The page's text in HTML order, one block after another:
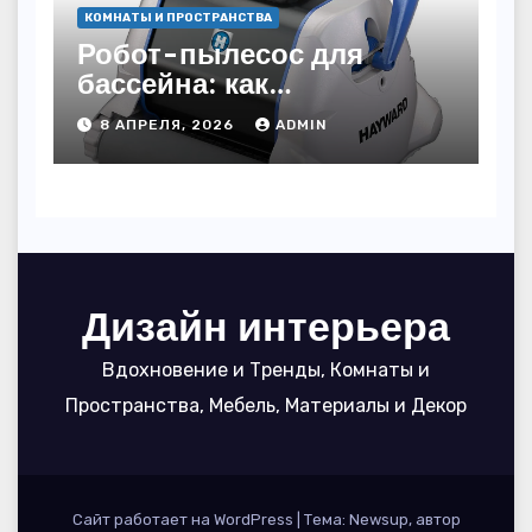
КОМНАТЫ И ПРОСТРАНСТВА
Робот-пылесос для
бассейна: как
пользоваться, чтобы
вода блестела, а
устройство служило 7
8 АПРЕЛЯ, 2026 ADMIN
Дизайн интерьера
Вдохновение и Тренды, Комнаты и
Пространства, Мебель, Материалы и Декор
Сайт работает на WordPress Тема: Newsup, автор